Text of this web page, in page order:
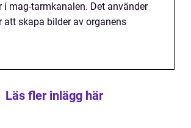
i mag-tarmkanalen. Det använder
att skapa bilder av organens
Läs fler inlägg här